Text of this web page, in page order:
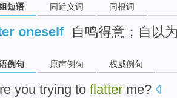
短语 同近义词 同根词
oneself 自鸣得意；自以
例句 原声例句 权威例句
you trying to flatter me?